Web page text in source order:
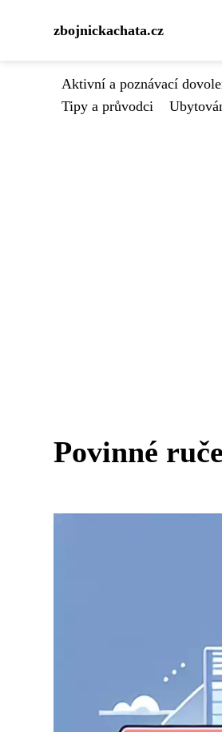
zbojnickachata.cz
Aktivní a poznávací
Tipy a průvodci
Povinné